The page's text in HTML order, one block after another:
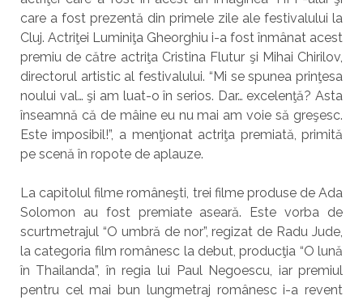
care a fost prezentă din primele zile ale festivalului la
Cluj. Actriţei Luminiţa Gheorghiu i-a fost înmânat acest
premiu de către actriţa Cristina Flutur şi Mihai Chirilov,
directorul artistic al festivalului. “Mi se spunea prinţesa
noului val… şi am luat-o în serios. Dar… excelenţă? Asta
înseamnă că de mâine eu nu mai am voie să greşesc.
Este imposibil!”, a menţionat actriţa premiată, primită
pe scenă în ropote de aplauze.
La capitolul filme româneşti, trei filme produse de Ada
Solomon au fost premiate aseară. Este vorba de
scurtmetrajul “O umbră de nor”, regizat de Radu Jude,
la categoria film românesc la debut, producţia “O lună
în Thailanda”, în regia lui Paul Negoescu, iar premiul
pentru cel mai bun lungmetraj românesc i-a revent